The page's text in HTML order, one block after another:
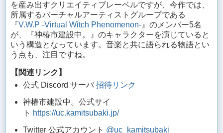
を産み出すクリエイティブレーベルですが、今作では、
所属するバーチャルアーティストグループである
『V.W.P -Virtual Witch Phenomenon- 』のメンバー5名
が、『神椿市建設中。』のキャラクターを演じていると
いう構造となっています。音楽と共に語られる物語とい
う点も、注目ですね。
【関連リンク】
公式 Discord サーバ招待リンク
神椿市建設中。公式サイ
ト https://uc.kamitsubaki.jp/
Twitter 公式アカウント @uc_kamitsubaki